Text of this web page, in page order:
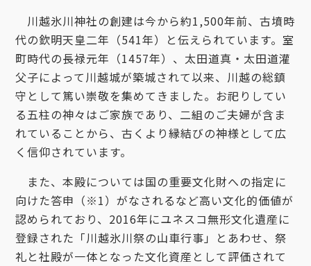
川越氷川神社の創建は今から約1,500年前、古墳時
代の欽明天皇二年（541年）と伝えられています。室
町時代の長禄元年（1457年）、太田道真・太田道灌
父子によって川越城が築城されて以来、川越の総鎮
守として篤い崇敬を集めてきました。お祀りしてい
る五柱の神々はご家族であり、二組のご夫婦が含ま
れていることから、古くより縁結びの神様として広
く信仰されています。
また、本殿については国の重要文化財への指定に
向けた答申（※1）がなされるなど高い文化的価値が
認められており、2016年にユネスコ無形文化遺産に
登録された「川越氷川祭の山車行事」とあわせ、祭
礼と社殿が一体となった文化資産として評価されて